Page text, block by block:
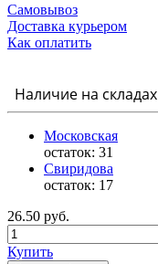
Самовывоз
Доставка курьером
Как оплатить
Наличие на складах
Московская
остаток: 31
Свиридова
остаток: 17
26.50 руб.
Купить